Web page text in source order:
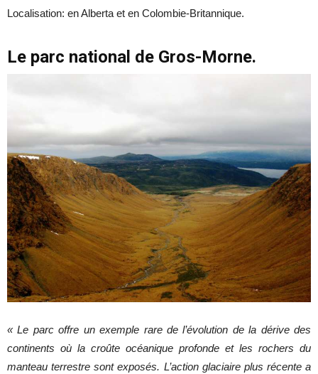
Localisation: en Alberta et en Colombie-Britannique.
Le parc national de Gros-Morne.
« Le parc offre un exemple rare de l’évolution de la dérive des
continents où la croûte océanique profonde et les rochers du
manteau terrestre sont exposés. L’action glaciaire plus récente a